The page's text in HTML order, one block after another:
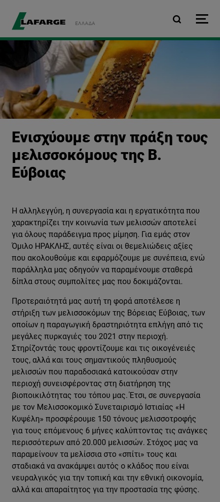
ΕΛΛΆΔΑ
Ενισχύουμε στην πράξη τους
μελισσοκόμους της Β.
Εύβοιας
Η αλληλεγγύη, η συνεργασία και η εργατικότητα που
χαρακτηρίζει την κοινωνία των μελισσών αποτελεί
για όλους παράδειγμα προς μίμηση. Για εμάς στον
Όμιλο ΗΡΑΚΛΗΣ, αυτές είναι οι θεμελιώδεις αξίες
που ακολουθούμε και εφαρμόζουμε με συνέπεια, ενώ
παράλληλα μας οδηγούν να παραμένουμε σταθερά
δίπλα στους συμπολίτες μας που δοκιμάζονται.
Προτεραιότητά μας αυτή τη φορά αποτέλεσε η
στήριξη των μελισσοκόμων της Βόρειας Εύβοιας, των
οποίων η παραγωγική δραστηριότητα επλήγη από τις
μεγάλες πυρκαγιές του 2021 στην περιοχή.
Στηρίζοντάς τους φροντίζουμε και τις οικογένειές
τους, αλλά και τους σημαντικούς πληθυσμούς
μελισσών που παραδοσιακά κατοικούσαν στην
περιοχή συνεισφέροντας στη διατήρηση της
βιοποικιλότητας του τόπου μας. Έτσι, σε συνεργασία
με τον Μελισσοκομικό Συνεταιρισμό Ιστιαίας «Η
Κυψέλη» προσφέρουμε 150 τόνους μελισσοτροφής
για τους επόμενους 6 μήνες καλύπτοντας τις ανάγκες
περισσότερων από 20.000 μελισσών. Στόχος μας να
παραμείνουν τα μελίσσια στο «σπίτι» τους και
σταδιακά να ανακάμψει αυτός ο κλάδος που είναι
νευραλγικός για την τοπική και την εθνική οικονομία,
αλλά και απαραίτητος για την προστασία της φύσης.